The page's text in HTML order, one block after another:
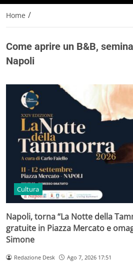
Home /
Come aprire un B&B,
Napoli
Cultura
Napoli, torna “La Notte della
gratuite in Piazza Mercato e
Simone
Redazione Desk Ago 7, 2026 17:51